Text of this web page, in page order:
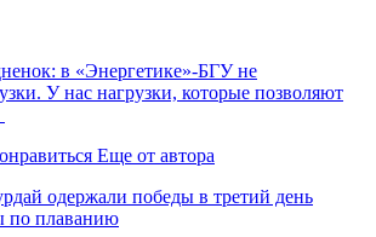
в «Энергетике»-БГУ не
У нас нагрузки, которые позволяют
Еще от автора
одержали победы в третий день
по плаванию